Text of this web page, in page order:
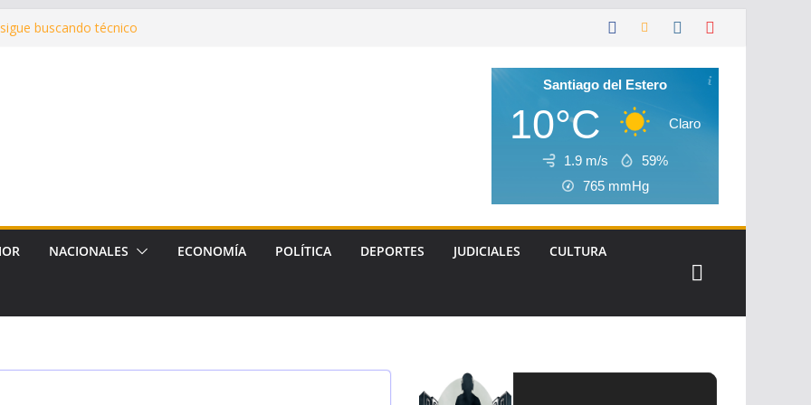
buscando técnico
Santiago del Estero
10°C Claro
1.9 m/s
59%
765 mmHg
NACIONALES ECONOMÍA POLÍTICA DEPORTES JUDICIALES CULTURA